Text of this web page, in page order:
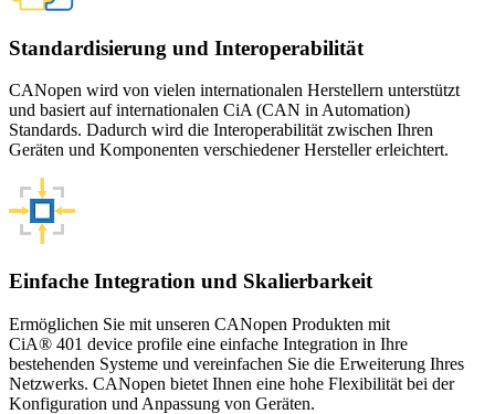
Standardisierung und Interoperabilität
CANopen wird von vielen internationalen Herstellern unterstützt
und basiert auf internationalen CiA (CAN in Automation)
Standards. Dadurch wird die Interoperabilität zwischen Ihren
Geräten und Komponenten verschiedener Hersteller erleichtert.
Einfache Integration und Skalierbarkeit
Ermöglichen Sie mit unseren CANopen Produkten mit
CiA® 401 device profile eine einfache Integration in Ihre
bestehenden Systeme und vereinfachen Sie die Erweiterung Ihres
Netzwerks. CANopen bietet Ihnen eine hohe Flexibilität bei der
Konfiguration und Anpassung von Geräten.